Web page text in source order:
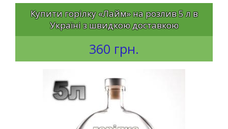
Купити горілку «Лайм» на розлив 5 л в
Україні з швидкою доставкою
360 грн.